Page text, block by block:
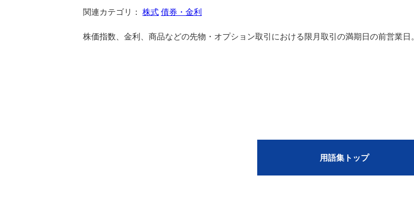
関連カテゴリ： 株式債券・金利
株価指数、金利、商品などの先物・オプション取引における限月取引の満期日の前営業日。
用語集トップ